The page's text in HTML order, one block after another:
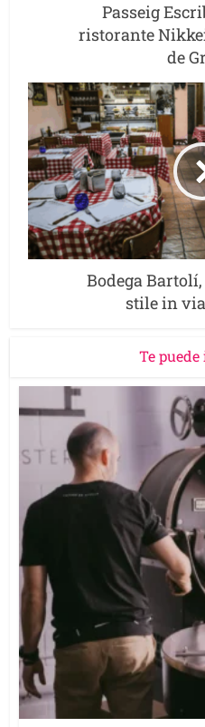
Passeig
ristorante
de
Bodega
stile in
Te